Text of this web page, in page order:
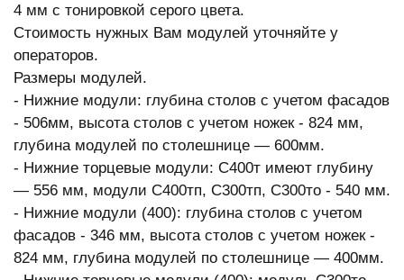
4 мм с тонировкой серого цвета.
Стоимость нужных Вам модулей уточняйте у
операторов.
Размеры модулей.
- Нижние модули: глубина столов с учетом фасадов
- 506мм, высота столов с учетом ножек - 824 мм,
глубина модулей по столешнице — 600мм.
- Нижние торцевые модули: С400т имеют глубину
— 556 мм, модули С400тп, С300тп, С300то - 540 мм.
- Нижние модули (400): глубина столов с учетом
фасадов - 346 мм, высота столов с учетом ножек -
824 мм, глубина модулей по столешнице — 400мм.